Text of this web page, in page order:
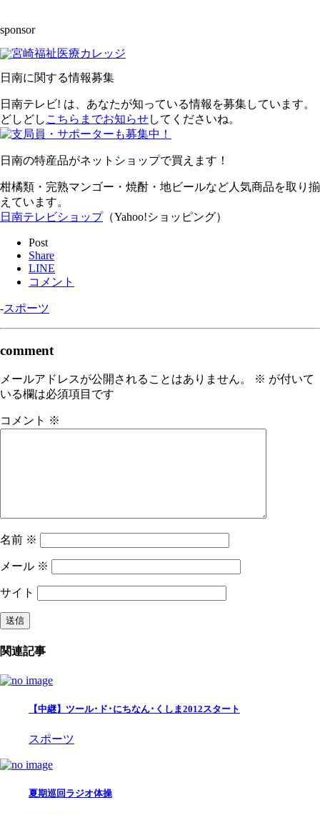
sponsor
日南に関する情報募集
日南テレビ! は、あなたが知っている情報を募集しています。
どしどし こちらまでお知らせしてくださいね。
日南の特産品がネットショップで買えます！
柑橘類・完熟マンゴー・焼酎・地ビールなど人気商品を取り揃
えています。
日南テレビショップ（Yahoo!ショッピング）
Post
Share
LINE
コメント
-スポーツ
comment
メールアドレスが公開されることはありません。 ※ が付いて
いる欄は必須項目です
コメント ※
名前 ※
メール ※
サイト
関連記事
【中継】ツール･ド･にちなん･くしま2012スタート
スポーツ
夏期巡回ラジオ体操